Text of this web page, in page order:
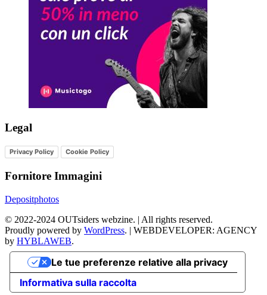
Legal
Privacy Policy Cookie Policy
Fornitore Immagini
Depositphotos
© 2022-2024 OUTsiders webzine. | All rights reserved.
Proudly powered by WordPress. | WEBDEVELOPER: AGENCY
by HYBLAWEB.
Informativa sulla raccolta
Le tue preferenze relative alla privacy